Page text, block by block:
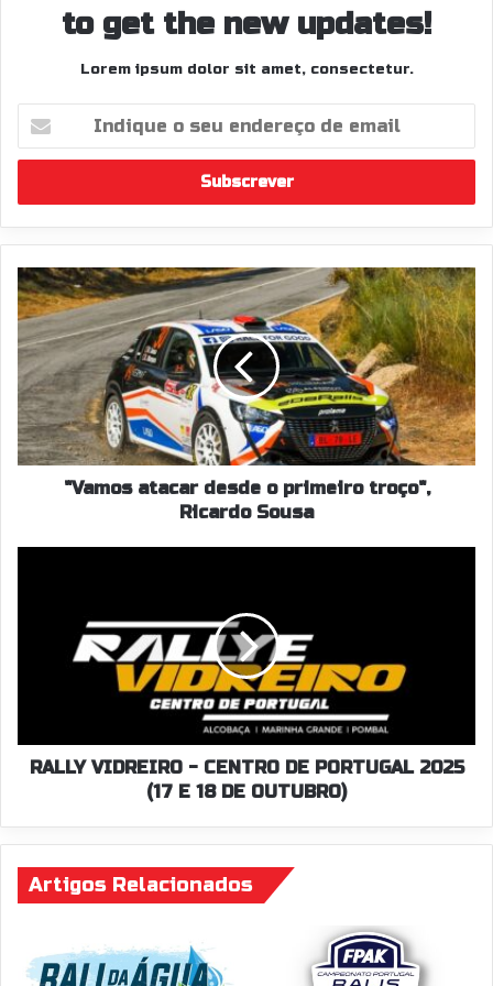
to get the new updates!
Lorem ipsum dolor sit amet, consectetur.
seu
de
email
"Vamos
atacar
desde
o
primeiro
troço",
Ricardo
Sousa
"Vamos atacar desde o primeiro troço",
Ricardo Sousa
E
18RALLY VIDREIRO - CENTRO DE PORTUGAL 2025
(17 E 18 DE OUTUBRO)
Artigos Relacionados